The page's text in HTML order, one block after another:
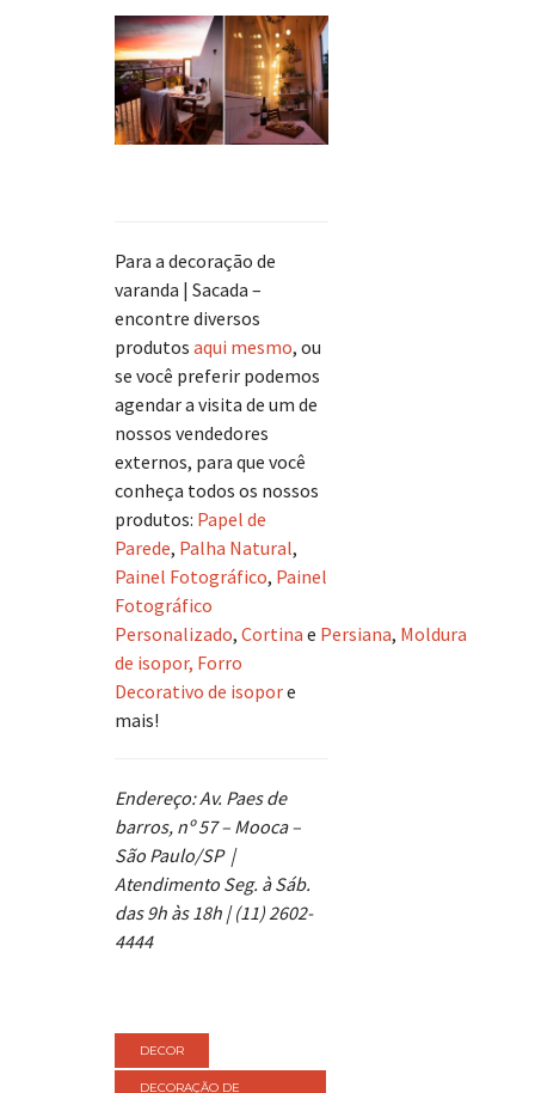
Para a decoração de
varanda | Sacada –
encontre diversos
produtos aqui mesmo, ou
se você preferir podemos
agendar a visita de um de
nossos vendedores
externos, para que você
conheça todos os nossos
produtos: Papel de
Parede, Palha Natural,
Painel Fotográfico, Painel
Fotográfico
Personalizado, Cortina e Persiana, Moldura
de isopor, Forro
Decorativo de isopore
mais!
Endereço: Av. Paes de
barros, nº 57 – Mooca –
São Paulo/SP |
Atendimento Seg. à Sáb.
das 9h às 18h | (11) 2602-
4444
DECOR
DECORAÇÃO DE